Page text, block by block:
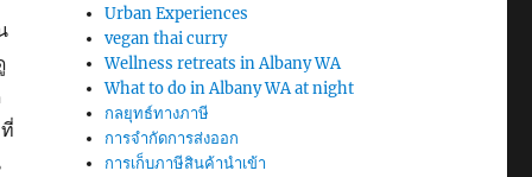
Urban Experiences
vegan thai curry
Wellness retreats in Albany WA
What to do in Albany WA at night
กลยุทธ์ทางภาษี
การจำกัดการส่งออก
การเก็บภาษีสินค้านำเข้า